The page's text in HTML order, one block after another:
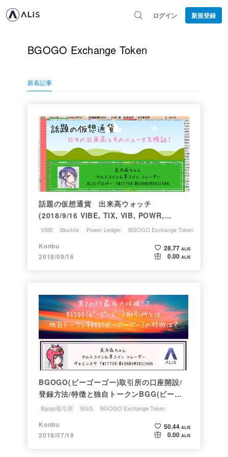
ログイン 新規登録
BGOGO Exchange Token
新着記事
話題の仮想通貨 出来高ウォッチ
(2018/9/16 VIBE, TIX, VIB, POWR,
HAND, BGG)
VIBE Blocktix Power Ledger
BGOGO Exchange Token
ShowHand
Konbu
2018/09/16
28.77 ALIS
0.00 ALIS
BGOGO(ビーゴーゴー)取引所の口座開設/
登録方法/特徴と独自トークンBGG(ビージ
ージー)を解説!
Bgogo取引所 BGG
BGOGO Exchange Token
ビーゴーゴー取引所
Konbu
2018/07/19
50.44 ALIS
0.00 ALIS